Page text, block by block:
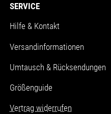
SERVICE
Hilfe & Kontakt
Versandinformationen
Umtausch & Rücksendungen
Größenguide
Vertrag widerrufen